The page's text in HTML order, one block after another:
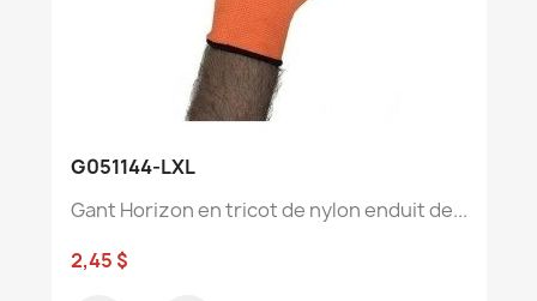
G051144-LXL
Gant Horizon en tricot de nylon enduit de...
2,45 $